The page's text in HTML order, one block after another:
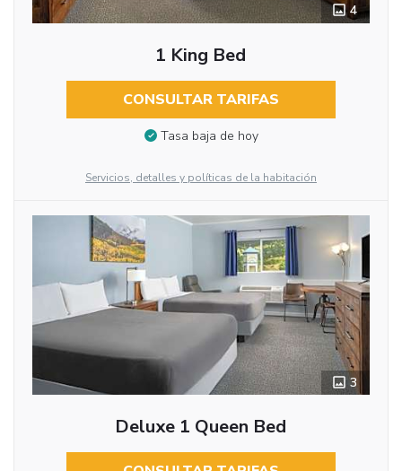
4
1 King Bed
CONSULTAR TARIFAS
Tasa baja de hoy
Servicios, detalles y políticas de la habitación
3
Deluxe 1 Queen Bed